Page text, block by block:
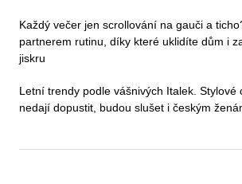
Každý večer jen scrollování na gauči a
partnerem rutinu, díky které uklidíte dům i
jiskru
Letní trendy podle vášnivých Italek. Stylové
nedají dopustit, budou slušet i českým